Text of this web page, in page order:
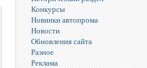
Конкурсы
Новинки автопрома
Новости
Обновления сайта
Разное
Реклама